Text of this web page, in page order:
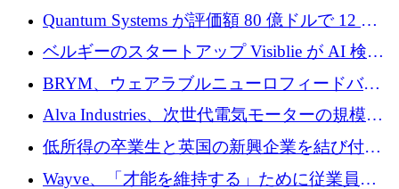
がプレシード資金総額 100 万ドルを突破
Quantum Systems が評価額 80 億ドルで 12 億
ドルを調達
ベルギーのスタートアップ Visiblie が AI 検索
の可視化のために 50 万ユーロを調達
BRYM、ウェアラブルニューロフィードバッ
クプラットフォームの開発に65万ユーロを確
Alva Industries、次世代電気モーターの規模拡
大に 1,600 万ユーロを調達
低所得の卒業生と英国の新興企業を結び付け
るためにCommon Pathを開始
Wayve、「才能を維持する」ために従業員に